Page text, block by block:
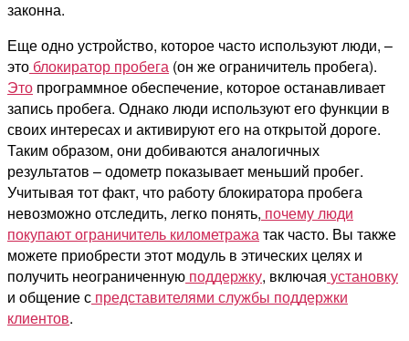
законна.
Еще одно устройство, которое часто используют люди, –
это блокиратор пробега (он же ограничитель пробега).
Это программное обеспечение, которое останавливает
запись пробега. Однако люди используют его функции в
своих интересах и активируют его на открытой дороге.
Таким образом, они добиваются аналогичных
результатов – одометр показывает меньший пробег.
Учитывая тот факт, что работу блокиратора пробега
невозможно отследить, легко понять, почему люди
покупают ограничитель километражатак часто. Вы также
можете приобрести этот модуль в этических целях и
получить неограниченную поддержку, включая установку
и общение с представителями службы поддержки
клиентов.